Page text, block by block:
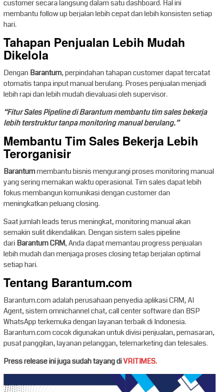
customer secara langsung dalam satu dashboard. Hal ini
membantu follow up berjalan lebih cepat dan lebih konsisten setiap
hari.
Tahapan Penjualan Lebih Mudah
Dikelola
DenganBarantum, perpindahan tahapan customer dapat tercatat
otomatis tanpa input manual berulang. Proses penjualan menjadi
lebih rapi dan lebih mudah dievaluasi oleh supervisor.
“Fitur Sales Pipeline di Barantum membantu tim sales bekerja
lebih terstruktur tanpa monitoring manual berulang.”
Membantu Tim Sales Bekerja Lebih
Terorganisir
Barantummembantu bisnis mengurangi proses monitoring manual
yang sering memakan waktu operasional. Tim sales dapat lebih
fokus membangun komunikasi dengan customer dan
meningkatkan peluang closing.
Saat jumlah leads terus meningkat, monitoring manual akan
semakin sulit dikendalikan. Dengan sistem sales pipeline
dariBarantum CRM, Anda dapat memantau progress penjualan
lebih mudah dan menjaga proses closing tetap berjalan optimal
setiap hari.
Tentang Barantum.com
Barantum.com adalah perusahaan penyedia aplikasi CRM, AI
Agent, sistem omnichannel chat, call center software dan BSP
WhatsApp terkemuka dengan layanan terbaik di Indonesia.
Barantum.com cocok digunakan untuk divisi penjualan, pemasaran,
pusat panggilan, layanan pelanggan, telemarketing dan telesales.
Press release ini juga sudah tayang diVRITIMES.